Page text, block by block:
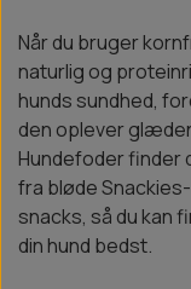
Når du bruger
naturlig og
hunds sundhed,
den oplever
Hundefoder finder
fra bløde
snacks, så du kan
din hund bedst.